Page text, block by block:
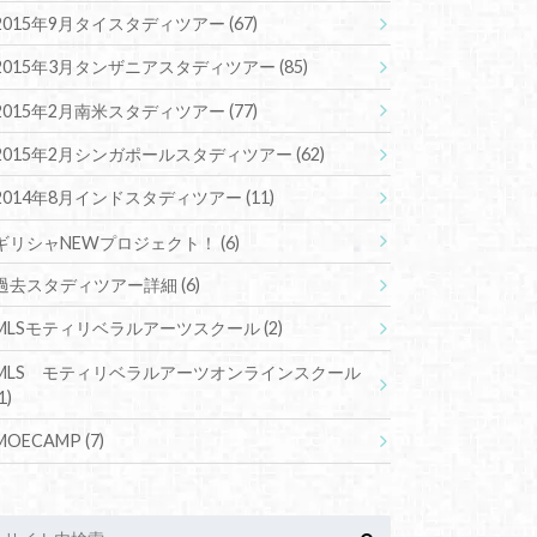
年9月タイスタディツアー(67)
年3月タンザニアスタディツアー(85)
年2月南米スタディツアー(77)
年2月シンガポールスタディツアー(62)
年8月インドスタディツアー(11)
リシャNEWプロジェクト！(6)
去スタディツアー詳細(6)
モティリベラルアーツスクール(2)
モティリベラルアーツオンラインスクール
(7)